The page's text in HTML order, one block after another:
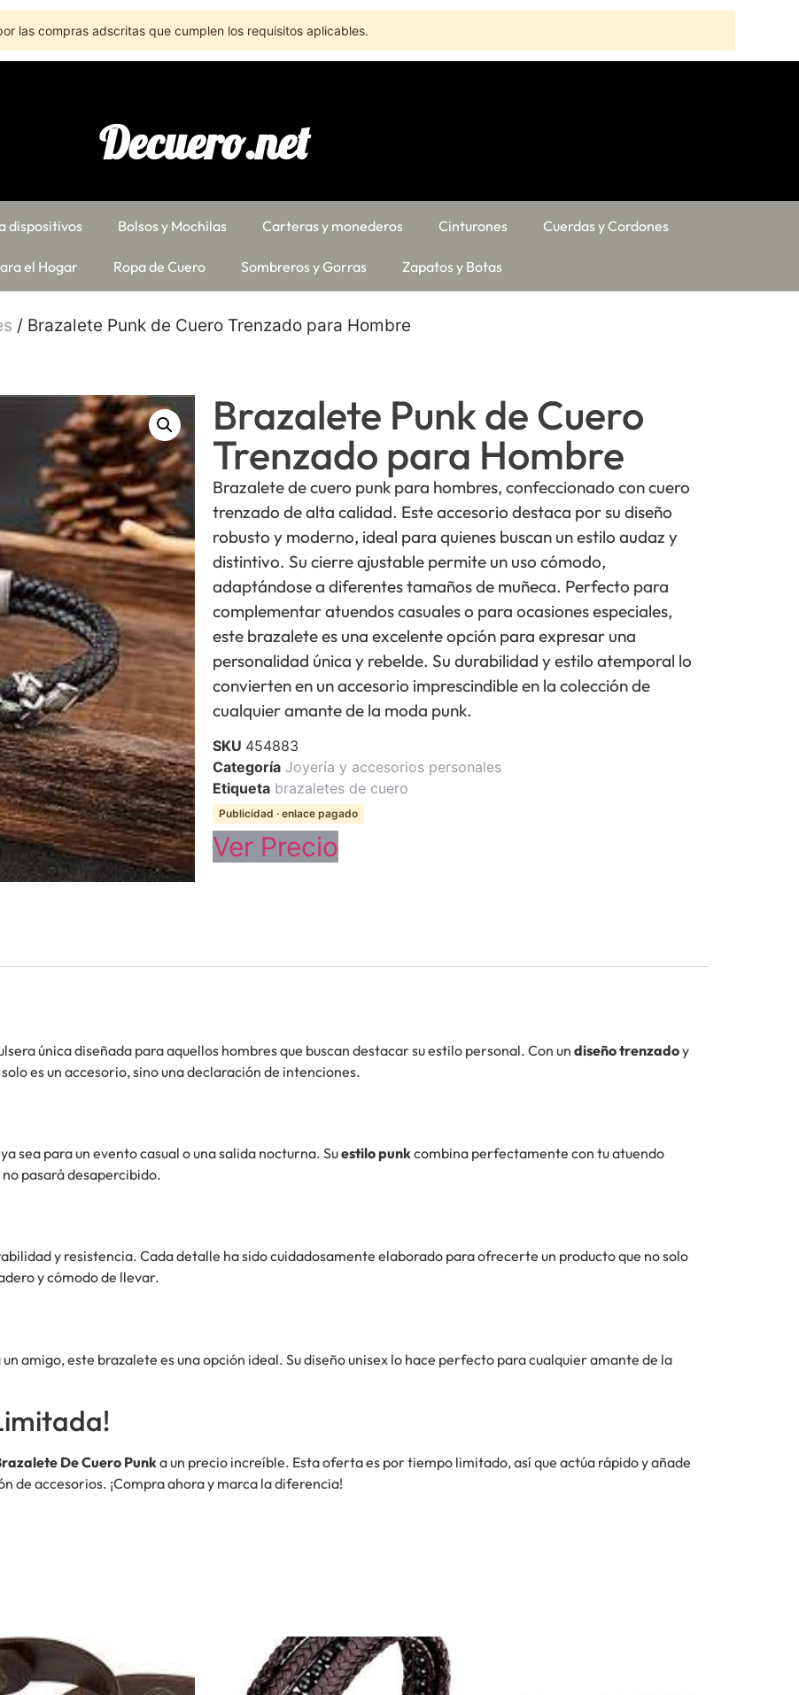
las compras adscritas que cumplen los requisitos aplicables.
Decuero.net
dispositivos Bolsos y Mochilas Carteras y monederos Cinturones Cuerdas y Cordones
el Hogar Ropa de Cuero Sombreros y Gorras Zapatos y Botas
/ Brazalete Punk de Cuero Trenzado para Hombre
Brazalete Punk de Cuero
Trenzado para Hombre
Brazalete de cuero punk para hombres, confeccionado con cuero
trenzado de alta calidad. Este accesorio destaca por su diseño
robusto y moderno, ideal para quienes buscan un estilo audaz y
distintivo. Su cierre ajustable permite un uso cómodo,
adaptándose a diferentes tamaños de muñeca. Perfecto para
complementar atuendos casuales o para ocasiones especiales,
este brazalete es una excelente opción para expresar una
personalidad única y rebelde. Su durabilidad y estilo atemporal lo
convierten en un accesorio imprescindible en la colección de
cualquier amante de la moda punk.
SKU 454883
Categoría Joyería y accesorios personales
Etiqueta brazaletes de cuero
Publicidad · enlace pagado
Ver Precio
única diseñada para aquellos hombres que buscan destacar su estilo personal. Con un diseño trenzadoy
es un accesorio, sino una declaración de intenciones.
sea para un evento casual o una salida nocturna. Suestilo punkcombina perfectamente con tu atuendo
pasará desapercibido.
y resistencia. Cada detalle ha sido cuidadosamente elaborado para ofrecerte un producto que no solo
y cómodo de llevar.
un amigo, este brazalete es una opción ideal. Su diseño unisex lo hace perfecto para cualquier amante de la
De Cuero Punka un precio increíble. Esta oferta es por tiempo limitado, así que actúa rápido y añade
de accesorios. ¡Compra ahora y marca la diferencia!